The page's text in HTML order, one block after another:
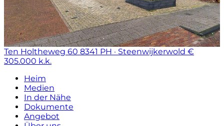
Ten Holtheweg 60 8341 PH · Steenwijkerwold €
305.000 k.k.
Heim
Medien
In der Nähe
Dokumente
Angebot